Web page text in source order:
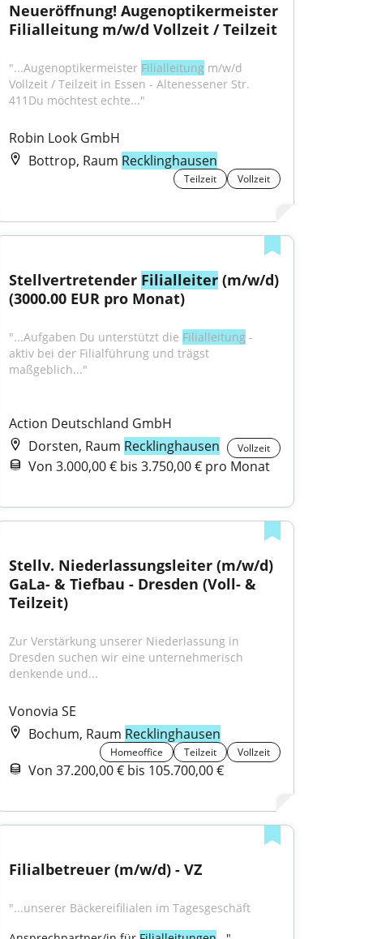
Neueröffnung! Augenoptikermeister
Filialleitung m/w/d Vollzeit / Teilzeit
"...Augenoptikermeister Filialleitung m/w/d
Vollzeit / Teilzeit in Essen - Altenessener Str.
411Du möchtest echte..."
Robin Look GmbH
Bottrop, Raum Recklinghausen
Teilzeit Vollzeit
Stellvertretender Filialleiter (m/w/d)
(3000.00 EUR pro Monat)
"...Aufgaben Du unterstützt die Filialleitung -
aktiv bei der Filialführung und trägst
maßgeblich..."
Action Deutschland GmbH
Dorsten, Raum Recklinghausen Vollzeit
Von 3.000,00 € bis 3.750,00 € pro Monat
Stellv. Niederlassungsleiter (m/w/d)
GaLa- & Tiefbau - Dresden (Voll- &
Teilzeit)
Zur Verstärkung unserer Niederlassung in
Dresden suchen wir eine unternehmerisch
denkende und...
Vonovia SE
Bochum, Raum Recklinghausen
Homeoffice Teilzeit Vollzeit
Von 37.200,00 € bis 105.700,00 €
Filialbetreuer (m/w/d) - VZ
"...unserer Bäckereifilialen im Tagesgeschäft